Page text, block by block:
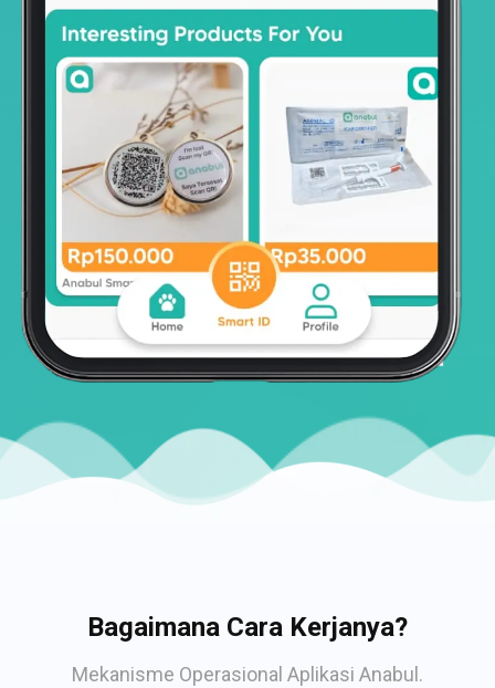
Bagaimana Cara Kerjanya?
Mekanisme Operasional Aplikasi Anabul.